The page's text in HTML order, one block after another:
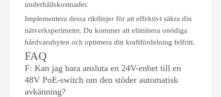
underhållskostnader.
Implementera dessa riktlinjer för att effektivt säkra din
nätverksperimeter. Du kommer att eliminera onödiga
hårdvarubyten och optimera din kraftfördelning felfritt.
FAQ
F: Kan jag bara ansluta en 24V-enhet till en
48V PoE-switch om den stöder automatisk
avkänning?